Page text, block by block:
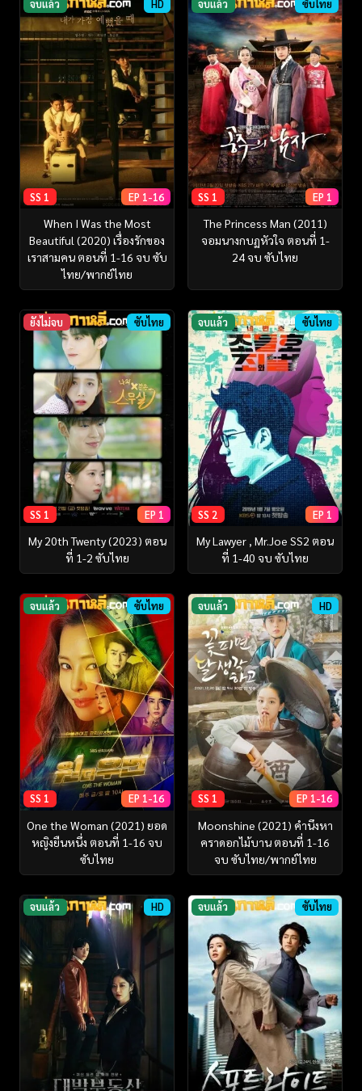
จบแล้ว HD
SS 1 EP 1-16
When I Was the Most
Beautiful (2020) เรื่องรักของ
เราสามคน ตอนที่ 1-16 จบ ซับ
ไทย/พากย์ไทย
จบแล้ว ซับไทย
SS 1 EP 1
The Princess Man (2011)
จอมนางกบฏหัวใจ ตอนที่ 1-
24 จบ ซับไทย
ยังไม่จบ ซับไทย
SS 1 EP 1
My 20th Twenty (2023) ตอน
ที่ 1-2 ซับไทย
จบแล้ว ซับไทย
SS 2 EP 1
My Lawyer , Mr.Joe SS2 ตอน
ที่ 1-40 จบ ซับไทย
จบแล้ว ซับไทย
SS 1 EP 1-16
One the Woman (2021) ยอด
หญิงยืนหนึ่ง ตอนที่ 1-16 จบ
ซับไทย
จบแล้ว HD
SS 1 EP 1-16
Moonshine (2021) คำนึงหา
คราดอกไม้บาน ตอนที่ 1-16
จบ ซับไทย/พากย์ไทย
จบแล้ว HD จบแล้ว ซับไทย